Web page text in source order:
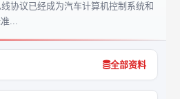
协议已经成为汽车计算机控制系统和
...
全部资料